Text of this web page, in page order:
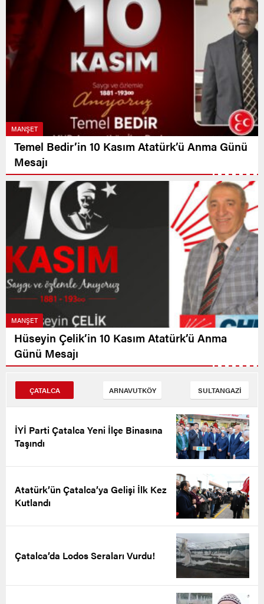
MANŞET
Temel Bedir’in 10 Kasım Atatürk’ü Anma Günü
Mesajı
MANŞET
Hüseyin Çelik’in 10 Kasım Atatürk’ü Anma
Günü Mesajı
ÇATALCA ARNAVUTKÖY SULTANGAZİ
İYİ Parti Çatalca Yeni İlçe Binasına
Taşındı
Atatürk’ün Çatalca’ya Gelişi İlk Kez
Kutlandı
Çatalca’da Lodos Seraları Vurdu!